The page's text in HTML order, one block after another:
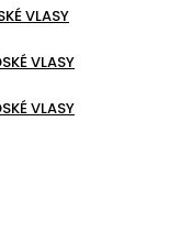
VLASY
VLASY
VLASY